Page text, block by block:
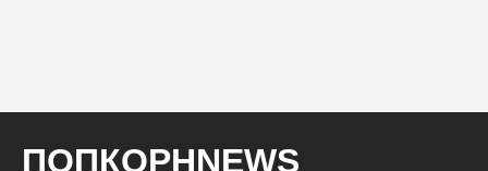
ПОПКОРНNEWS